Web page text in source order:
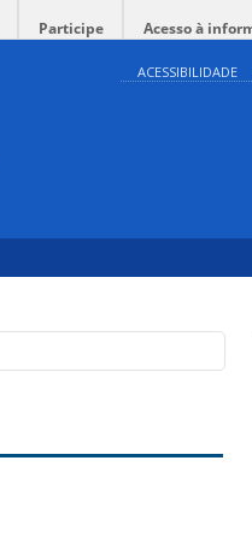
Participe Acesso à
ACESSIBILIDADE